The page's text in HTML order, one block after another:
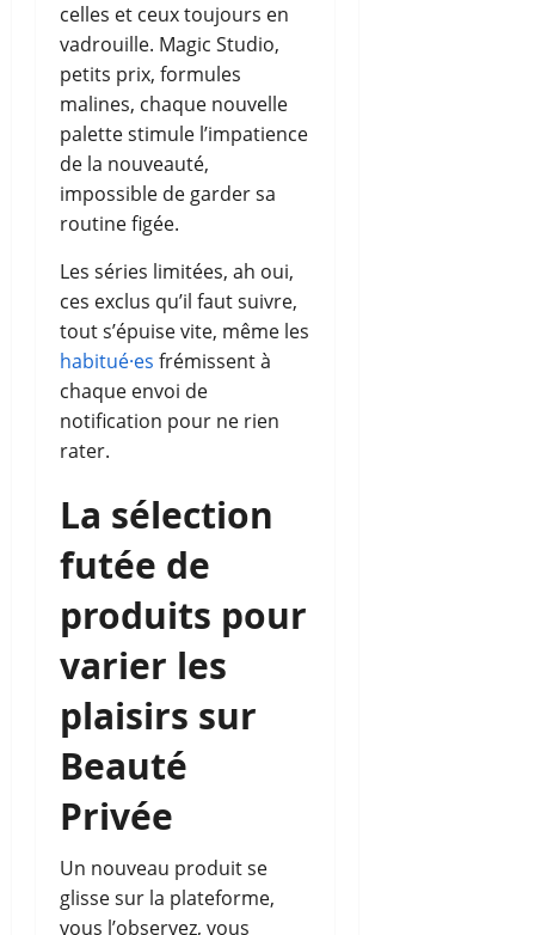
celles et ceux toujours en
vadrouille. Magic Studio,
petits prix, formules
malines, chaque nouvelle
palette stimule l’impatience
de la nouveauté,
impossible de garder sa
routine figée.
Les séries limitées, ah oui,
ces exclus qu’il faut suivre,
tout s’épuise vite, même les
habitué·es frémissent à
chaque envoi de
notification pour ne rien
rater.
La sélection
futée de
produits pour
varier les
plaisirs sur
Beauté
Privée
Un nouveau produit se
glisse sur la plateforme,
vous l’observez, vous